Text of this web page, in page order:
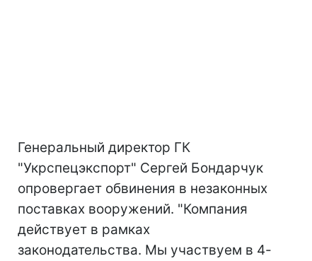
Генеральный директор ГК
"Укрспецэкспорт" Сергей Бондарчук
опровергает обвинения в незаконных
поставках вооружений. "Компания
действует в рамках
законодательства. Мы участвуем в 4-